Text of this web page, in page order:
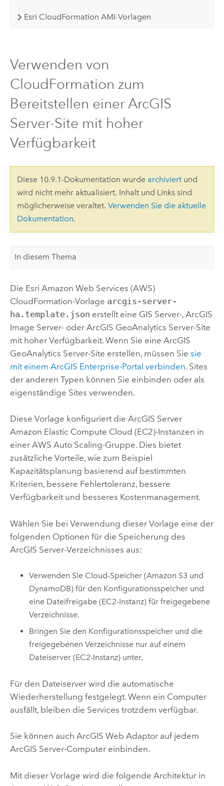
Esri CloudFormation AMI-Vorlagen
Verwenden von
CloudFormation zum
Bereitstellen einer ArcGIS
Server-Site mit hoher
Verfügbarkeit
Diese 10.9.1-Dokumentation wurde archiviertund
wird nicht mehr aktualisiert. Inhalt und Links sind
möglicherweise veraltet. Verwenden Sie die aktuelle
Dokumentation.
In diesem Thema
Die Esri Amazon Web Services (AWS)
CloudFormation-Vorlage arcgis-server-
ha.template.json erstellt eine GIS Server-, ArcGIS
Image Server- oder ArcGIS GeoAnalytics Server-Site
mit hoher Verfügbarkeit. Wenn Sie eine ArcGIS
GeoAnalytics Server-Site erstellen, müssen Sie sie
mit einem ArcGIS Enterprise-Portal verbinden. Sites
der anderen Typen können Sie einbinden oder als
eigenständige Sites verwenden.
Diese Vorlage konfiguriert die ArcGIS Server
Amazon Elastic Compute Cloud (EC2)-Instanzen in
einer AWS Auto Scaling-Gruppe. Dies bietet
zusätzliche Vorteile, wie zum Beispiel
Kapazitätsplanung basierend auf bestimmten
Kriterien, bessere Fehlertoleranz, bessere
Verfügbarkeit und besseres Kostenmanagement.
Wählen Sie bei Verwendung dieser Vorlage eine der
folgenden Optionen für die Speicherung des
ArcGIS Server-Verzeichnisses aus:
Verwenden Sie Cloud-Speicher (Amazon S3 und
DynamoDB) für den Konfigurationsspeicher und
eine Dateifreigabe (EC2-Instanz) für freigegebene
Verzeichnisse.
Bringen Sie den Konfigurationsspeicher und die
freigegebenen Verzeichnisse nur auf einem
Dateiserver (EC2-Instanz) unter.
Für den Dateiserver wird die automatische
Wiederherstellung festgelegt. Wenn ein Computer
ausfällt, bleiben die Services trotzdem verfügbar.
Sie können auch ArcGIS Web Adaptorauf jedem
ArcGIS Server-Computer einbinden.
Mit dieser Vorlage wird die folgende Architektur in